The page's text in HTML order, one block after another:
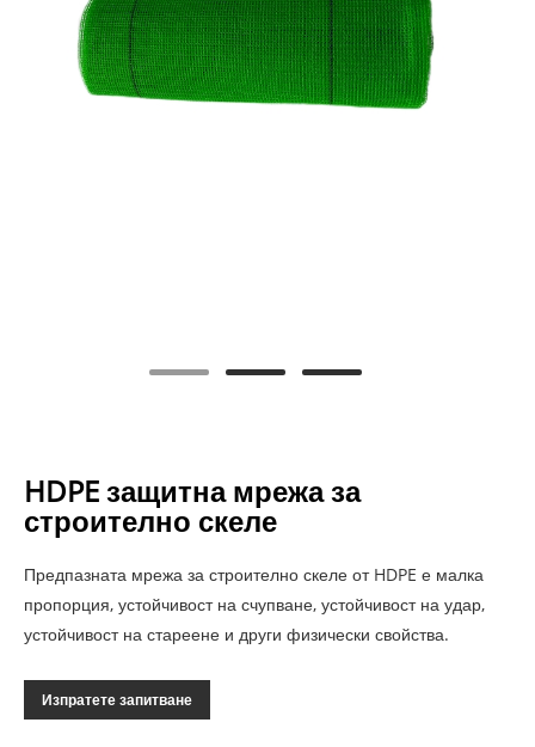
HDPE защитна мрежа за
строително скеле
Предпазната мрежа за строително скеле от HDPE е малка
пропорция, устойчивост на счупване, устойчивост на удар,
устойчивост на стареене и други физически свойства.
Изпратете запитване